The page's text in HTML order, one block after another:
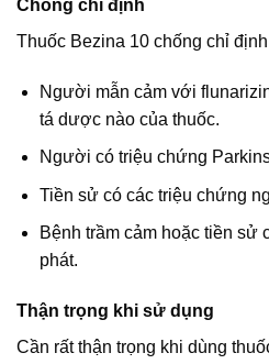
Chống chỉ định
Thuốc Bezina 10 chống chỉ
Người mẫn cảm với
tá dược nào của thuốc.
Người có triệu chứng
Tiền sử có các triệu chứng
Bệnh trầm cảm hoặc tiền sử
phát.
Thận trọng khi sử dụng
Cần rất thận trọng khi dùng